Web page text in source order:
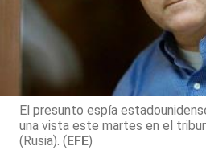
El presunto espía
una vista este martes en el
(Rusia). (EFE)